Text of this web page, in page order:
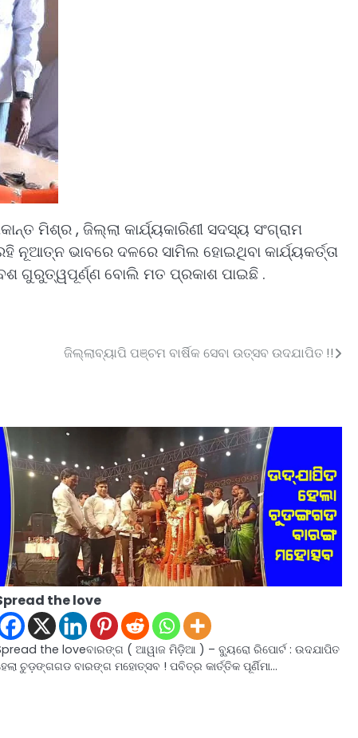
ମିଶ୍ର , ଜିଲ୍ଲା କାର୍ଯ୍ୟକାରିଣୀ ସଦସ୍ୟ ସଂଗ୍ରାମ
ଭାବରେ ଦଳରେ ସାମିଲ ହୋଇଥିବା କାର୍ଯ୍ୟକର୍ତ୍ତା
ଗୁରୁତ୍ୱପୂର୍ଣ୍ଣ ବୋଲି ମତ ପ୍ରକାଶ ପାଇଛି .
ଜିଲ୍ଲାବ୍ୟାପି ପଞ୍ଚମ ବାର୍ଷିକ ସେବା ଉତ୍ସବ ଉଦଯାପିତ !!
the love
the loveବାରଙ୍ଗ ( ଆୱାଜ ମିଡ଼ିଆ ) – ବ୍ୟୁରୋ ରିପୋର୍ଟ : ଉଦଯାପିତ
ଚୁଡ଼ଙ୍ଗଗଡ ବାରଙ୍ଗ ମହୋତ୍ସବ ! ପବିତ୍ର କାର୍ତ୍ତିକ ପୂର୍ଣିମା…